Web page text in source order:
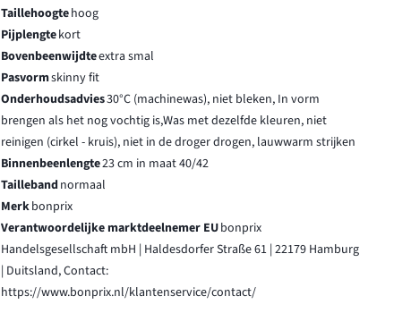
Taillehoogtehoog
Pijplengtekort
Bovenbeenwijdteextra smal
Pasvormskinny fit
Onderhoudsadvies30°C (machinewas), niet bleken, In vorm
brengen als het nog vochtig is,Was met dezelfde kleuren, niet
reinigen (cirkel - kruis), niet in de droger drogen, lauwwarm strijken
Binnenbeenlengte23 cm in maat 40/42
Taillebandnormaal
Merkbonprix
Verantwoordelijke marktdeelnemer EUbonprix
Handelsgesellschaft mbH | Haldesdorfer Straße 61 | 22179 Hamburg
| Duitsland, Contact:
https://www.bonprix.nl/klantenservice/contact/